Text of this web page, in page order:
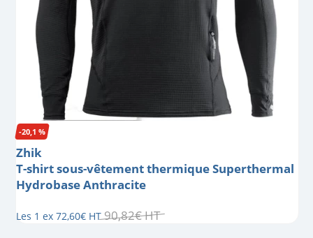
-20,1 %
Zhik
T-shirt sous-vêtement thermique Superthermal
Hydrobase Anthracite
Les 1 ex 72,60€ HT 90,82€HT